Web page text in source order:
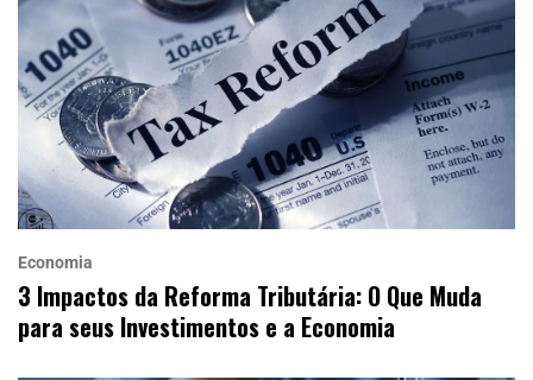
Economia
3 Impactos da Reforma Tributária: O Que Muda
para seus Investimentos e a Economia